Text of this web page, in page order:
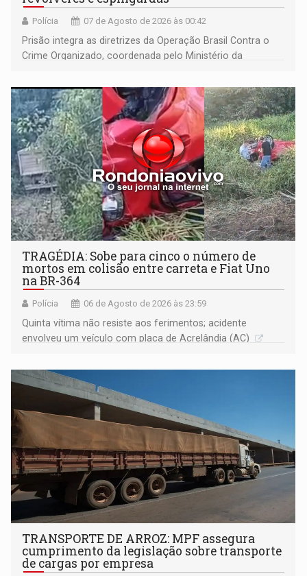
Polícia 07 de Agosto de 2026 às 00:42
Prisão integra as diretrizes da Operação Brasil Contra o
Crime Organizado, coordenada pelo Ministério da
TRAGÉDIA: Sobe para cinco o número de
mortos em colisão entre carreta e Fiat Uno
na BR-364
Polícia 06 de Agosto de 2026 às 23:59
Quinta vítima não resiste aos ferimentos; acidente
envolveu um veículo com placa de Acrelândia (AC)
TRANSPORTE DE ARROZ: MPF assegura
cumprimento da legislação sobre transporte
de cargas por empresa